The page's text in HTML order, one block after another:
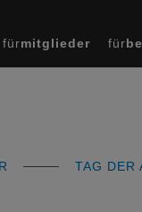
fürmitglieder für
TAG DER